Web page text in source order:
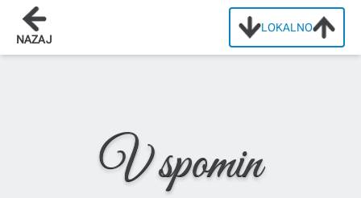
LOKALNO
NAZAJ
Domov
V spomin